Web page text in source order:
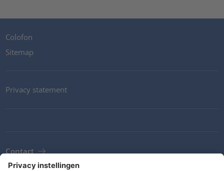
Colofon
Sitemap
Privacy statement
Contact
Newsletter